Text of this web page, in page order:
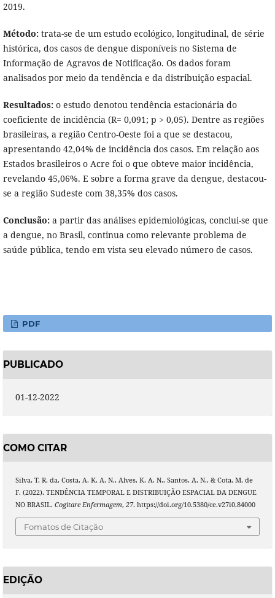
2019.
Método:trata-se de um estudo ecológico, longitudinal, de série
histórica, dos casos de dengue disponíveis no Sistema de
Informação de Agravos de Notificação. Os dados foram
analisados por meio da tendência e da distribuição espacial.
Resultados:o estudo denotou tendência estacionária do
coeficiente de incidência (R= 0,091; p > 0,05). Dentre as regiões
brasileiras, a região Centro-Oeste foi a que se destacou,
apresentando 42,04% de incidência dos casos. Em relação aos
Estados brasileiros o Acre foi o que obteve maior incidência,
revelando 45,06%. E sobre a forma grave da dengue, destacou-
se a região Sudeste com 38,35% dos casos.
Conclusão:a partir das análises epidemiológicas, conclui-se que
a dengue, no Brasil, continua como relevante problema de
saúde pública, tendo em vista seu elevado número de casos.
PDF
PUBLICADO
01-12-2022
COMO CITAR
Silva, T. R. da, Costa, A. K. A. N., Alves, K. A. N., Santos, A. N., & Cota, M. de
F. (2022). TENDÊNCIA TEMPORAL E DISTRIBUIÇÃO ESPACIAL DA DENGUE
NO BRASIL. Cogitare Enfermagem, 27. https://doi.org/10.5380/ce.v27i0.84000
Fomatos de Citação
EDIÇÃO